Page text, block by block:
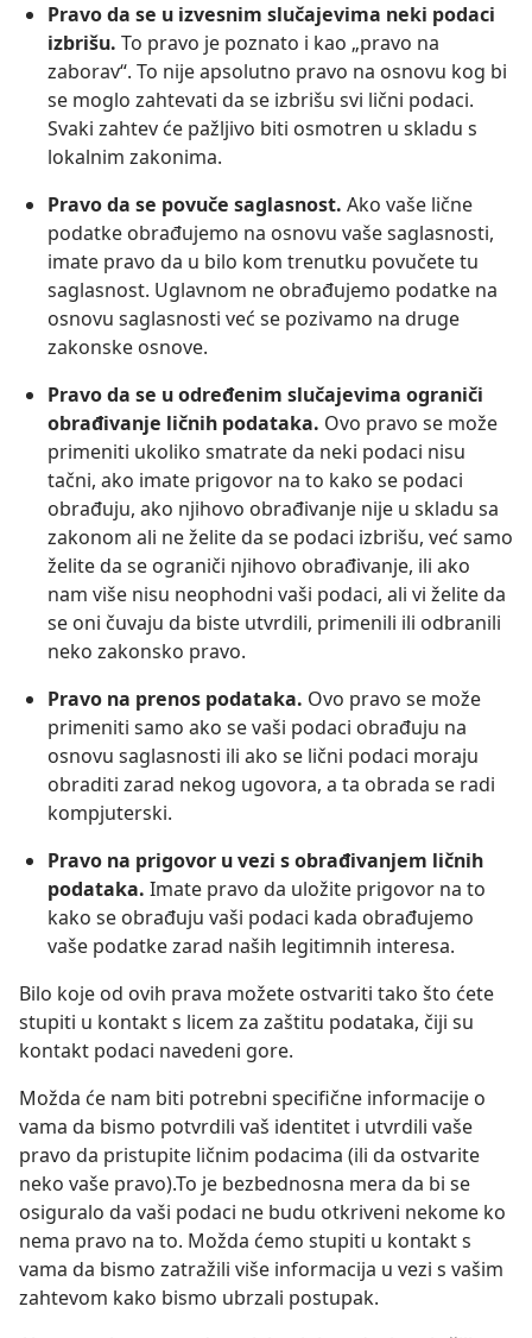
Pravo da se u izvesnim slučajevima neki podaci
izbrišu. To pravo je poznato i kao „pravo na
zaborav“. To nije apsolutno pravo na osnovu kog bi
se moglo zahtevati da se izbrišu svi lični podaci.
Svaki zahtev će pažljivo biti osmotren u skladu s
lokalnim zakonima.
Pravo da se povuče saglasnost. Ako vaše lične
podatke obrađujemo na osnovu vaše saglasnosti,
imate pravo da u bilo kom trenutku povučete tu
saglasnost. Uglavnom ne obrađujemo podatke na
osnovu saglasnosti već se pozivamo na druge
zakonske osnove.
Pravo da se u određenim slučajevima ograniči
obrađivanje ličnih podataka. Ovo pravo se može
primeniti ukoliko smatrate da neki podaci nisu
tačni, ako imate prigovor na to kako se podaci
obrađuju, ako njihovo obrađivanje nije u skladu sa
zakonom ali ne želite da se podaci izbrišu, već samo
želite da se ograniči njihovo obrađivanje, ili ako
nam više nisu neophodni vaši podaci, ali vi želite da
se oni čuvaju da biste utvrdili, primenili ili odbranili
neko zakonsko pravo.
Pravo na prenos podataka. Ovo pravo se može
primeniti samo ako se vaši podaci obrađuju na
osnovu saglasnosti ili ako se lični podaci moraju
obraditi zarad nekog ugovora, a ta obrada se radi
kompjuterski.
Pravo na prigovor u vezi s obrađivanjem ličnih
podataka. Imate pravo da uložite prigovor na to
kako se obrađuju vaši podaci kada obrađujemo
vaše podatke zarad naših legitimnih interesa.
Bilo koje od ovih prava možete ostvariti tako što ćete
stupiti u kontakt s licem za zaštitu podataka, čiji su
kontakt podaci navedeni gore.
Možda će nam biti potrebni specifične informacije o
vama da bismo potvrdili vaš identitet i utvrdili vaše
pravo da pristupite ličnim podacima (ili da ostvarite
neko vaše pravo).To je bezbednosna mera da bi se
osiguralo da vaši podaci ne budu otkriveni nekome ko
nema pravo na to. Možda ćemo stupiti u kontakt s
vama da bismo zatražili više informacija u vezi s vašim
zahtevom kako bismo ubrzali postupak.